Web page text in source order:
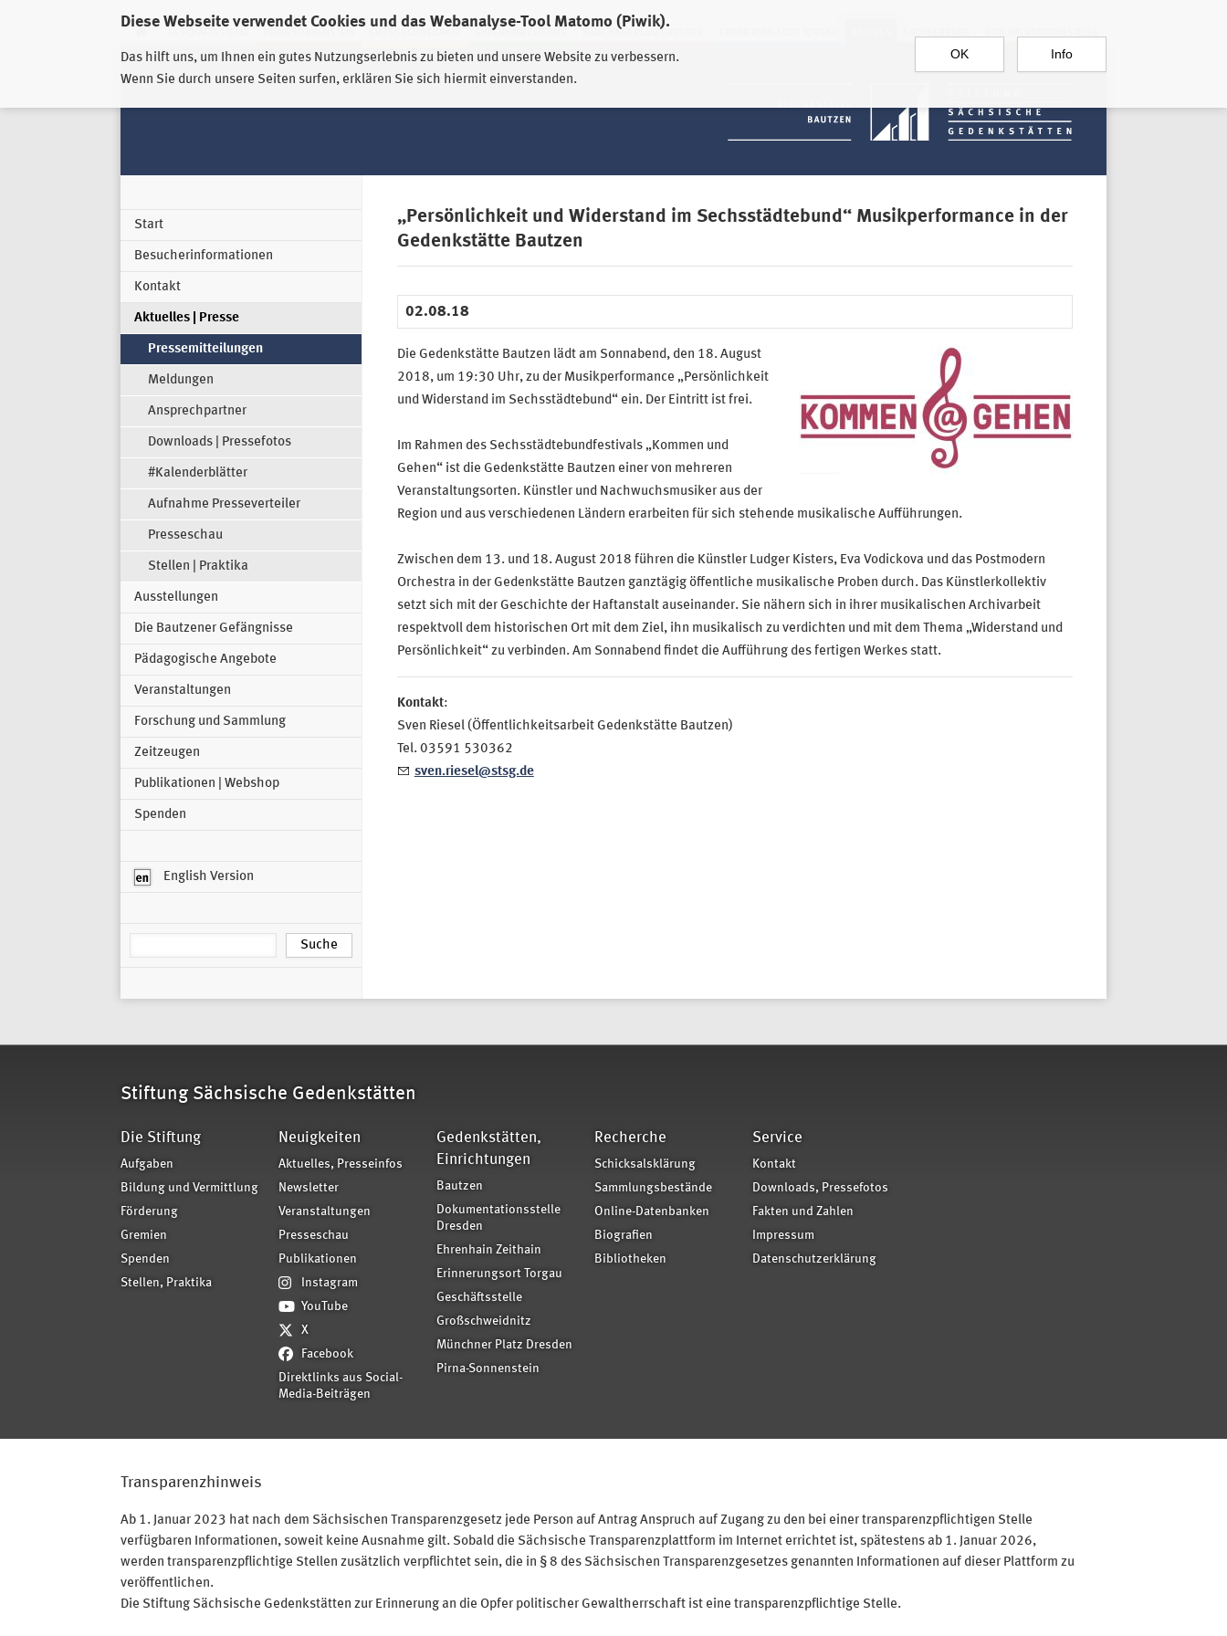
Diese Webseite verwendet Cookies und das Webanalyse-Tool Matomo (Piwik).
Das hilft uns, um Ihnen ein gutes Nutzungserlebnis zu bieten und unsere Website zu verbessern.
Wenn Sie durch unsere Seiten surfen, erklären Sie sich hiermit einverstanden.
OK Info
EHRENHAIN ZEITHAIN MÜNCHNER PLATZ DRESDEN
Start
Besucherinformationen
Kontakt
Aktuelles | Presse
Pressemitteilungen
Meldungen
Ansprechpartner
Downloads | Pressefotos
#Kalenderblätter
Aufnahme Presseverteiler
Presseschau
Stellen | Praktika
Ausstellungen
Die Bautzener Gefängnisse
Pädagogische Angebote
Veranstaltungen
Forschung und Sammlung
Zeitzeugen
Publikationen | Webshop
Spenden
English Version
„Persönlichkeit und Widerstand im Sechsstädtebund“ Musikperformance in der
Gedenkstätte Bautzen
02.08.18
Die Gedenkstätte Bautzen lädt am Sonnabend, den 18. August
2018, um 19:30 Uhr, zu der Musikperformance „Persönlichkeit
und Widerstand im Sechsstädtebund“ ein. Der Eintritt ist frei.
Im Rahmen des Sechsstädtebundfestivals „Kommen und
Gehen“ ist die Gedenkstätte Bautzen einer von mehreren
Veranstaltungsorten. Künstler und Nachwuchsmusiker aus der
Region und aus verschiedenen Ländern erarbeiten für sich stehende musikalische Aufführungen.
Zwischen dem 13. und 18. August 2018 führen die Künstler Ludger Kisters, Eva Vodickova und das Postmodern
Orchestra in der Gedenkstätte Bautzen ganztägig öffentliche musikalische Proben durch. Das Künstlerkollektiv
setzt sich mit der Geschichte der Haftanstalt auseinander. Sie nähern sich in ihrer musikalischen Archivarbeit
respektvoll dem historischen Ort mit dem Ziel, ihn musikalisch zu verdichten und mit dem Thema „Widerstand und
Persönlichkeit“ zu verbinden. Am Sonnabend findet die Aufführung des fertigen Werkes statt.
Kontakt:
Sven Riesel (Öffentlichkeitsarbeit Gedenkstätte Bautzen)
Tel. 03591 530362
sven.riesel@stsg.de
Stiftung Sächsische Gedenkstätten
Die Stiftung
Aufgaben
Bildung und Vermittlung
Förderung
Gremien
Spenden
Stellen, Praktika
Neuigkeiten
Aktuelles, Presseinfos
Newsletter
Veranstaltungen
Presseschau
Publikationen
Instagram
YouTube
X
Facebook
Direktlinks aus Social-
Media-Beiträgen
Gedenkstätten,
Einrichtungen
Bautzen
Dokumentationsstelle
Dresden
Ehrenhain Zeithain
Erinnerungsort Torgau
Geschäftsstelle
Großschweidnitz
Münchner Platz Dresden
Pirna-Sonnenstein
Recherche
Schicksalsklärung
Sammlungsbestände
Online-Datenbanken
Biografien
Bibliotheken
Service
Kontakt
Downloads, Pressefotos
Fakten und Zahlen
Impressum
Datenschutzerklärung
Transparenzhinweis
Ab 1. Januar 2023 hat nach dem Sächsischen Transparenzgesetz jede Person auf Antrag Anspruch auf Zugang zu den bei einer transparenzpflichtigen Stelle
verfügbaren Informationen, soweit keine Ausnahme gilt. Sobald die Sächsische Transparenzplattform im Internet errichtet ist, spätestens ab 1. Januar 2026,
werden transparenzpflichtige Stellen zusätzlich verpflichtet sein, die in § 8 des Sächsischen Transparenzgesetzes genannten Informationen auf dieser Plattform zu
veröffentlichen.
Die Stiftung Sächsische Gedenkstätten zur Erinnerung an die Opfer politischer Gewaltherrschaft ist eine transparenzpflichtige Stelle.